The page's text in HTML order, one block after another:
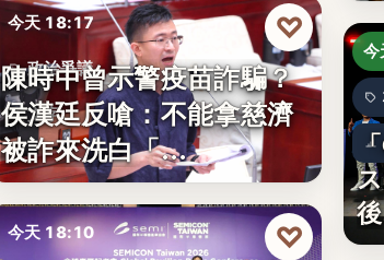
今天 18:17
政治爭議
文字
陳時中曾示警疫苗詐騙？
侯漢廷反嗆：不能拿慈濟
被詐來洗白「…
♡
今天 18:10 ♡